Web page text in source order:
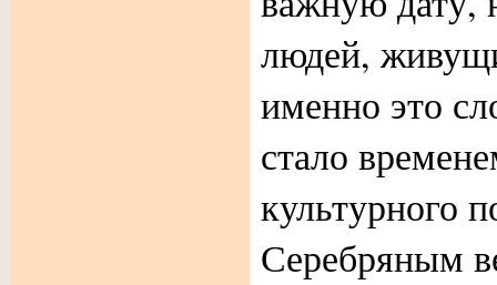
людей,
именно это
стало
культурного
Серебряным